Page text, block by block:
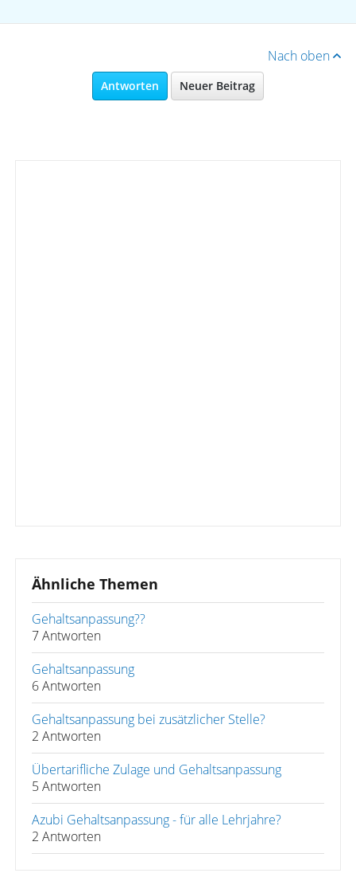
Nach oben
Antworten Neuer Beitrag
Ähnliche Themen
Gehaltsanpassung??
7 Antworten
Gehaltsanpassung
6 Antworten
Gehaltsanpassung bei zusätzlicher Stelle?
2 Antworten
Übertarifliche Zulage und Gehaltsanpassung
5 Antworten
Azubi Gehaltsanpassung - für alle Lehrjahre?
2 Antworten